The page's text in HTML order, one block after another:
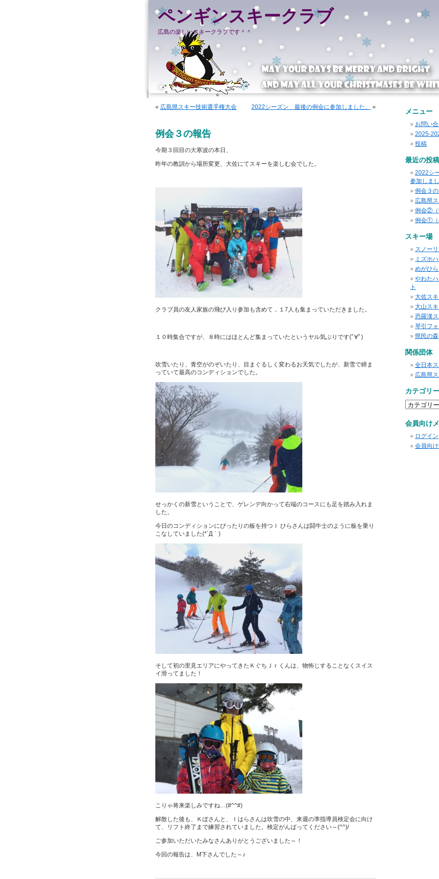
ペンギンスキークラブ
広島の楽しいスキークラブです＾＾
« 広島県スキー技術選手権大会 2022シーズン 最後の例会に参加しました。 »
例会３の報告
今期３回目の大寒波の本日、
昨年の教訓から場所変更、大佐にてスキーを楽しむ会でした。
クラブ員の友人家族の飛び入り参加も含めて，１7人も集まっていただきました。
１０時集合ですが、８時にはほとんど集まっていたというヤル気ぶりです(ﾟ∀ﾟ)
吹雪いたり、青空がのぞいたり、目まぐるしく変わるお天気でしたが、新雪で締ま
っていて最高のコンディションでした。
せっかくの新雪ということで、ゲレンデ向かって右端のコースにも足を踏み入れま
した。
今日のコンディションにぴったりの板を持つＩ ひらさんは闘牛士のように板を乗り
こなしていました(*´Д｀)
そして初の里見エリアにやってきたＫぐちＪｒくんは、物怖じすることなくスイス
イ滑ってました！
こりゃ将来楽しみですね…(#^^#)
解散した後も、Ｋぼさんと、Ｉはらさんは吹雪の中、来週の準指導員検定会に向け
て、リフト終了まで練習されていました。検定がんばってください～(^^)/
ご参加いただいたみなさんありがとうございました～！
今回の報告は、M下さんでした～♪
メニュー
お問い
2025-
投稿
最近の投稿
2022シ
参加しま
例会３
広島県
例会②（
例会①（
スキー場
スノー
ミズホ
めがひ
やわた
ト
大佐ス
大山ス
恐羅漢
琴引フ
県民の森
関係団体
全日本
広島県
カテゴリー
カ
テ
リ
ー
会員向け
ログイン
会員向